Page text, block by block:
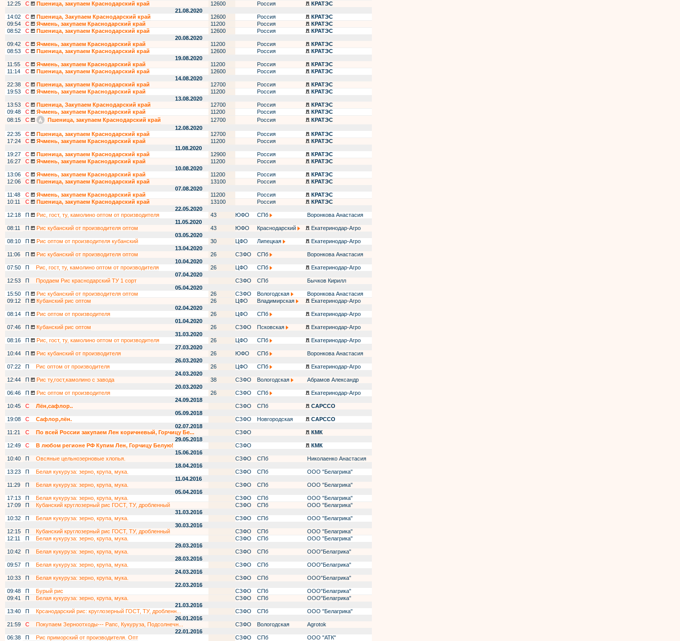
12:25
С Пшеница, закупаем Краснодарский край 12600 Россия
КРАТЭС
21.08.2020
14:02
С Пшеница, Закупаем Краснодарский край 12600 Россия
КРАТЭС
09:54
С Ячмень, закупаем Краснодарский край 11200 Россия
КРАТЭС
08:52
С Пшеница, закупаем Краснодарский край 12600 Россия
КРАТЭС
20.08.2020
09:42
С Ячмень, закупаем Краснодарский край 11200 Россия
КРАТЭС
08:53
С Пшеница, закупаем Краснодарский край 12600 Россия
КРАТЭС
19.08.2020
11:55
С Ячмень, закупаем Краснодарский край 11200 Россия
КРАТЭС
11:14
С Пшеница, закупаем Краснодарский край 12600 Россия
КРАТЭС
14.08.2020
22:38
С Пшеница, закупаем Краснодарский край 12700 Россия
КРАТЭС
19:53
С Ячмень, закупаем Краснодарский край 11200 Россия
КРАТЭС
13.08.2020
13:53
С Пшеница, Закупаем Краснодарский край 12700 Россия
КРАТЭС
09:48
С Ячмень, закупаем Краснодарский край 11200 Россия
КРАТЭС
08:15
С Пшеница, закупаем Краснодарский край 12700 Россия
КРАТЭС
12.08.2020
22:35
С Пшеница, закупаем Краснодарский край 12700 Россия
КРАТЭС
17:24
С Ячмень, закупаем Краснодарский край 11200 Россия
КРАТЭС
11.08.2020
19:27
С Пшеница, закупаем Краснодарский край 12900 Россия
КРАТЭС
16:27
С Ячмень, закупаем Краснодарский край 11200 Россия
КРАТЭС
10.08.2020
13:06
С Ячмень, закупаем Краснодарский край 11200 Россия
КРАТЭС
12:06
С Пшеница, закупаем Краснодарский край 13100 Россия
КРАТЭС
07.08.2020
11:48
С Ячмень, закупаем Краснодарский край 11200 Россия
КРАТЭС
10:11
С Пшеница, закупаем Краснодарский край 13100 Россия
КРАТЭС
22.05.2020
12:18
П Рис, гост, ту, камолино оптом от производителя 43 ЮФО СПб
Воронкова Анастасия
11.05.2020
08:11
П Рис кубанский от производителя оптом 43 ЮФО Краснодарский
Екатеринодар-Агро
03.05.2020
08:10
П Рис оптом от производителя кубанский 30 ЦФО Липецкая
Екатеринодар-Агро
13.04.2020
11:06
П Рис кубанский от производителя оптом 26 СЗФО СПб
Воронкова Анастасия
10.04.2020
07:50
П Рис, гост, ту, камолино оптом от производителя 26 ЦФО СПб
Екатеринодар-Агро
07.04.2020
12:53
П Продаем Рис краснодарский ТУ 1 сорт СЗФО СПб
Бычков Кирилл
05.04.2020
15:50
П Рис кубанский от производителя оптом 26 СЗФО Вологодская
Воронкова Анастасия
09:12
П Кубанский рис оптом 26 ЦФО Владимирская
Екатеринодар-Агро
02.04.2020
08:14
П Рис оптом от производителя 26 ЦФО СПб
Екатеринодар-Агро
01.04.2020
07:46
П Кубанский рис оптом 26 СЗФО Псковская
Екатеринодар-Агро
31.03.2020
08:16
П Рис, гост, ту, камолино оптом от производителя 26 ЦФО СПб
Екатеринодар-Агро
27.03.2020
10:44
П Рис кубанский от производителя 26 ЮФО СПб
Воронкова Анастасия
26.03.2020
07:22
П Рис оптом от производителя 26 ЦФО СПб
Екатеринодар-Агро
24.03.2020
12:44
П Рис ту,гост,камолино с завода 38 СЗФО Вологодская
Абрамов Александр
20.03.2020
06:46
П Рис оптом от производителя 26 СЗФО СПб
Екатеринодар-Агро
24.09.2018
10:45
С Лён,сафлор.. СЗФО СПб
САРССО
05.09.2018
19:08
С Сафлор,лён. СЗФО Новгородская
САРССО
02.07.2018
11:21
С По всей России закупаем Лен коричневый, Горчицу Бе... СЗФО
КМК
29.05.2018
12:49
С В любом регионе РФ Купим Лен, Горчицу Белую! СЗФО
КМК
15.06.2016
10:40
П Овсяные цельнозерновые хлопья. СЗФО СПб
Николаенко Анастасия
18.04.2016
13:23
П Белая кукуруза: зерно, крупа, мука. СЗФО СПб
ООО "Белагрика"
11.04.2016
11:29
П Белая кукуруза: зерно, крупа, мука. СЗФО СПб
ООО "Белагрика"
05.04.2016
17:13
П Белая кукуруза: зерно, крупа, мука. СЗФО СПб
ООО "Белагрика"
17:09
П Кубанский круглозерный рис ГОСТ, ТУ, дробленный СЗФО СПб
ООО "Белагрика"
31.03.2016
10:32
П Белая кукуруза: зерно, крупа, мука. СЗФО СПб
ООО "Белагрика"
30.03.2016
12:15
П Кубанский круглозерный рис ГОСТ, ТУ, дробленный СЗФО СПб
ООО "Белагрика"
12:11
П Белая кукуруза: зерно, крупа, мука. СЗФО СПб
ООО "Белагрика"
29.03.2016
10:42
П Белая кукуруза: зерно, крупа, мука. СЗФО СПб
ООО"Белагрика"
28.03.2016
09:57
П Белая кукуруза: зерно, крупа, мука. СЗФО СПб
ООО"Белагрика"
24.03.2016
10:33
П Белая кукуруза: зерно, крупа, мука. СЗФО СПб
ООО"Белагрика"
22.03.2016
09:48
П Бурый рис СЗФО СПб
ООО"Белагрика"
09:41
П Белая кукуруза: зерно, крупа, мука. СЗФО СПб
ООО"Белагрика"
21.03.2016
13:40
П Крсанодарский рис: круглозерный ГОСТ, ТУ, дробленн... СЗФО СПб
ООО "Белагрика"
26.01.2016
21:59
С Покупаем Зерноотходы--- Рапс, Кукуруза, Подсолнечн... СЗФО Вологодская
Agrotok
22.01.2016
06:38
П Рис приморский от производителя. Опт СЗФО СПб ООО "АТК"